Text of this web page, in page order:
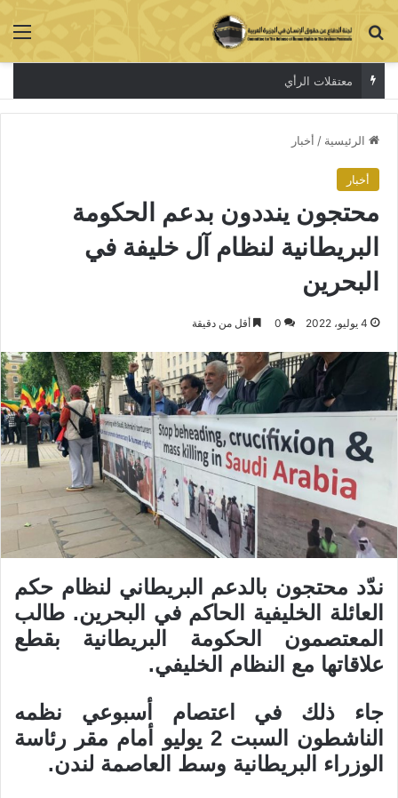
بحث عن
معتقلات الرأي
الرئيسية / أخبار
أخبار
محتجون ينددون بدعم الحكومة
البريطانية لنظام آل خليفة في
البحرين
4 يوليو، 2022 0 أقل من دقيقة
ندّد محتجون بالدعم البريطاني لنظام حكم
العائلة الخليفية الحاكم في البحرين. طالب
المعتصمون الحكومة البريطانية بقطع
علاقاتها مع النظام الخليفي.
جاء ذلك في اعتصام أسبوعي نظمه
الناشطون السبت 2 يوليو أمام مقر رئاسة
الوزراء البريطانية وسط العاصمة لندن.